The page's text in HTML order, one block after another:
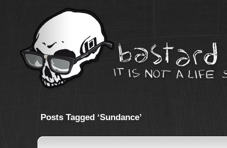
Posts Tagged ‘Sundance’